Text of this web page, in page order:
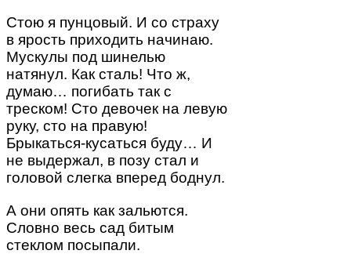
Стою я пунцовый. И со страху
в ярость приходить начинаю.
Мускулы под шинелью
натянул. Как сталь! Что ж,
думаю… погибать так с
треском! Сто девочек на левую
руку, сто на правую!
Брыкаться-кусаться буду… И
не выдержал, в позу стал и
головой слегка вперед боднул.
А они опять как зальются.
Словно весь сад битым
стеклом посыпали.